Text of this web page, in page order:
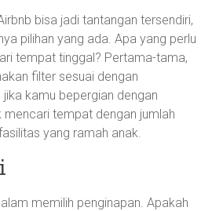
bisa jadi tantangan tersendiri,
pilihan yang ada. Apa yang perlu
tempat tinggal? Pertama-tama,
filter sesuai dengan
kamu bepergian dengan
mencari tempat dengan jumlah
yang ramah anak.
memilih penginapan. Apakah